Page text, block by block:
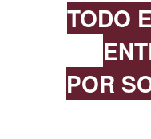
TODO
POR